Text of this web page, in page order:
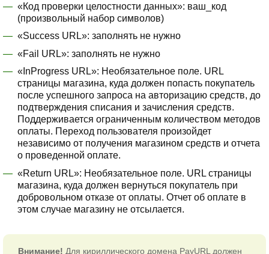
«Код проверки целостности данных»: ваш_код
(произвольный набор символов)
«Success URL»: заполнять не нужно
«Fail URL»: заполнять не нужно
«InProgress URL»: Необязательное поле. URL
страницы магазина, куда должен попасть покупатель
после успешного запроса на авторизацию средств, до
подтверждения списания и зачисления средств.
Поддерживается ограниченным количеством методов
оплаты. Переход пользователя произойдет
независимо от получения магазином средств и отчета
о проведенной оплате.
«Return URL»: Необязательное поле. URL страницы
магазина, куда должен вернуться покупатель при
добровольном отказе от оплаты. Отчет об оплате в
этом случае магазину не отсылается.
Внимание! Для кириллического домена PayURL должен